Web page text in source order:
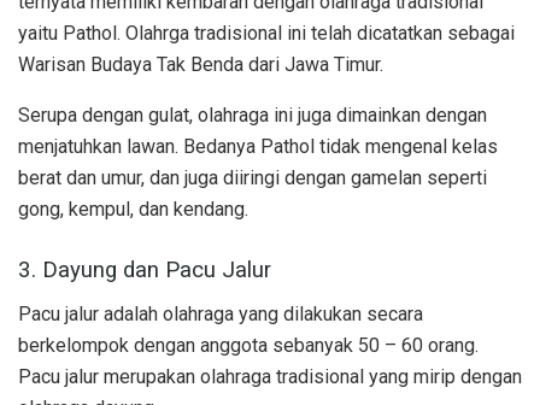
yaitu Pathol. Olahrga tradisional ini telah dicatatkan sebagai
Warisan Budaya Tak Benda dari Jawa Timur.
Serupa dengan gulat, olahraga ini juga dimainkan dengan
menjatuhkan lawan. Bedanya Pathol tidak mengenal kelas
berat dan umur, dan juga diiringi dengan gamelan seperti
gong, kempul, dan kendang.
3. Dayung dan Pacu Jalur
Pacu jalur adalah olahraga yang dilakukan secara
berkelompok dengan anggota sebanyak 50 – 60 orang.
Pacu jalur merupakan olahraga tradisional yang mirip dengan